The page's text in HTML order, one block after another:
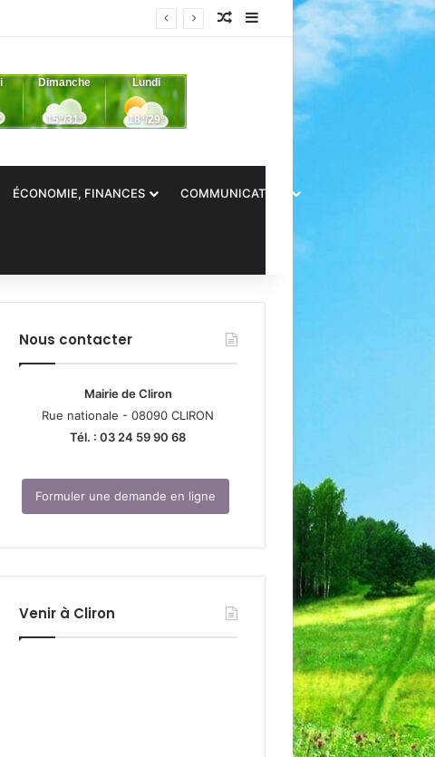
Article Aléatoire
Sidebar (barre latérale)
ÉCONOMIE, FINANCES COMMUNICATION
Nous contacter
Mairie de Cliron
Rue nationale - 08090 CLIRON
Tél. : 03 24 59 90 68
Formuler une demande en ligne
Venir à Cliron